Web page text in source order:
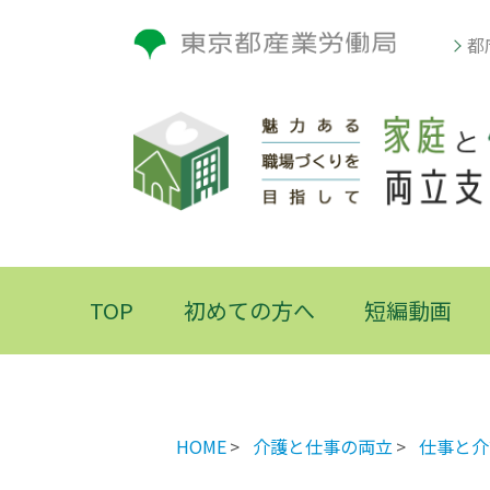
都
TOP 初めての方へ 短編動画
HOME 介護と仕事の両立 仕事と